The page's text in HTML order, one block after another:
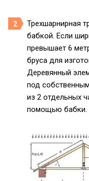
Трехшарнирная
бабкой. Если
превышает 6
бруса для
Деревянный
под
из 2 отдельных
помощью бабки.